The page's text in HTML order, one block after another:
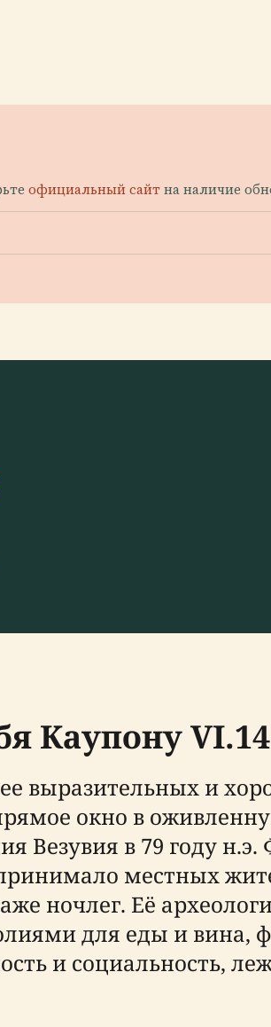
официальный сайтна наличие
Каупону
выразительных и
окно в
Везувия в 79 году
местных
ночлег. Её
для еды и вина,
и социальность,